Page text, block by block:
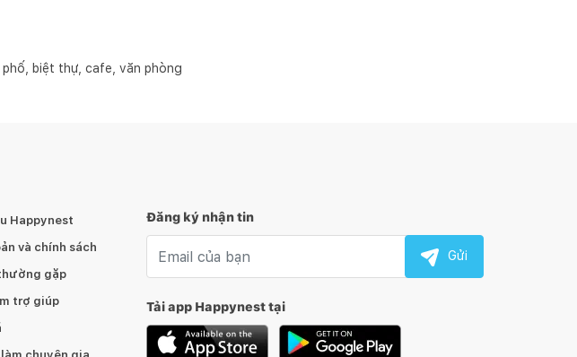
biệt thự, cafe, văn phòng
Happynest
và chính sách
gặp
trợ giúp
Đăng ký nhận tin
Gửi
Tải app Happynest tại